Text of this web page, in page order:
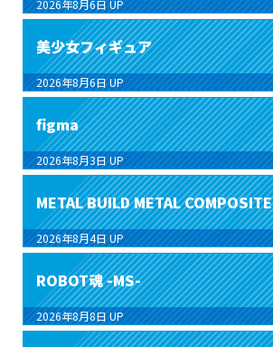
2026年8月6日 UP
美少女フィギュア
2026年8月6日 UP
figma
2026年8月3日 UP
METAL BUILD METAL COMPOSITE
2026年8月4日 UP
ROBOT魂 -MS-
2026年8月8日 UP